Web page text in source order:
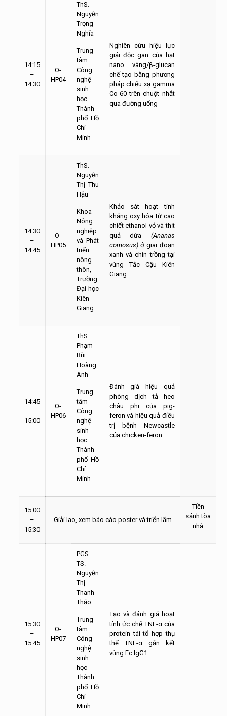
14:15
–
14:30
O-
HP04
ThS.
Nguyễn
Trọng
Nghĩa
Trung
tâm
Công
nghệ
sinh
học
Thành
phố Hồ
Chí
Minh
Nghiên cứu hiệu lực
giải độc gan của hạt
nano vàng/β-glucan
chế tạo bằng phương
pháp chiếu xạ gamma
Co-60 trên chuột nhắt
qua đường uống
14:30
–
14:45
O-
HP05
ThS.
Nguyễn
Thị Thu
Hậu
Khoa
Nông
nghiệp
và Phát
triển
nông
thôn,
Trường
Đại học
Kiên
Giang
Khảo sát hoạt tính
kháng oxy hóa từ cao
chiết ethanol vỏ và thịt
quả dứa (Ananas
comosus)ở giai đoạn
xanh và chín trồng tại
vùng Tắc Cậu Kiên
Giang
14:45
–
15:00
O-
HP06
ThS.
Phạm
Bùi
Hoàng
Anh
Trung
tâm
Công
nghệ
sinh
học
Thành
phố Hồ
Chí
Minh
Đánh giá hiệu quả
phòng dịch tả heo
châu phi của pig-
feron và hiệu quả điều
trị bệnh Newcastle
của chicken-feron
15:00
–
15:30
Giải lao, xem báo cáo poster và triển lãm
Tiền
sảnhtòa
nhà
15:30
–
15:45
O-
HP07
PGS.
TS.
Nguyễn
Thị
Thanh
Thảo
Trung
tâm
Công
nghệ
sinh
học
Thành
phố Hồ
Chí
Minh
Tạo và đánh giá hoạt
tính ức chế TNF-α của
protein tái tổ hợp thụ
thể TNF-α gắn kết
vùng Fc IgG1